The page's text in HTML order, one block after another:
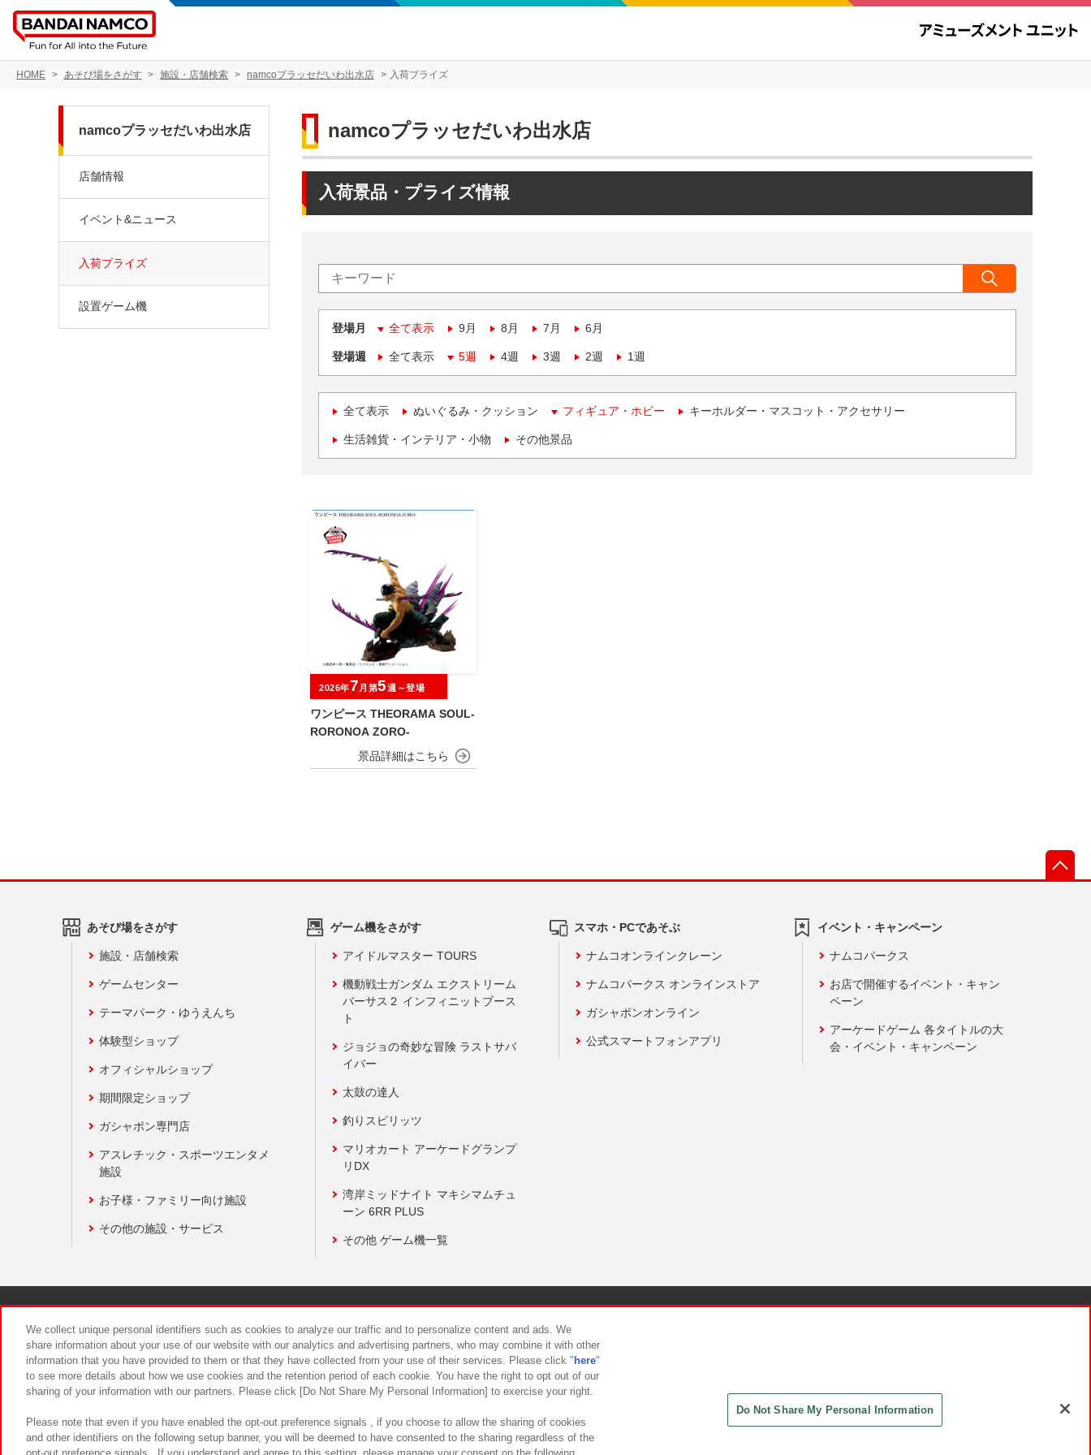
HOME あそび場をさがす 施設・店舗検索 namcoプラッセだいわ出水店 入荷プライズ
namcoプラッセだいわ出水店
入荷景品・プライズ情報
登場月 全て表示 9月 8月 7月 6月
登場週 全て表示 5週 4週 3週 2週 1週
全て表示 ぬいぐるみ・クッション フィギュア・ホビー キーホルダー・マスコット・アクセサリー
生活雑貨・インテリア・小物 その他景品
ワンピース THEORAMA SOUL-
RORONOA ZORO-
2026年7 月第5週～登場
namcoプラッセだいわ出水店
店舗情報
イベント&ニュース
入荷プライズ
設置ゲーム機
あそび場をさがす
施設・店舗検索
ゲームセンター
テーマパーク・ゆうえんち
体験型ショップ
オフィシャルショップ
期間限定ショップ
ガシャポン専門店
アスレチック・スポーツエンタメ
施設
お子様・ファミリー向け施設
その他の施設・サービス
ゲーム機をさがす
アイドルマスター TOURS
機動戦士ガンダム エクストリーム
バーサス２ インフィニットブース
ト
ジョジョの奇妙な冒険 ラストサバ
イバー
太鼓の達人
釣りスピリッツ
マリオカート アーケードグランプ
リDX
湾岸ミッドナイト マキシマムチュ
ーン 6RR PLUS
その他 ゲーム機一覧
スマホ・PCであそぶ
ナムコオンラインクレーン
ナムコパークス オンラインストア
ガシャポンオンライン
公式スマートフォンアプリ
イベント・キャンペーン
ナムコパークス
お店で開催するイベント・キャン
ペーン
アーケードゲーム 各タイトルの大
会・イベント・キャンペーン
食品のご提供について カスタマーハラスメント対応方針
We collect unique personal identifiers such as cookies to analyze our traffic and to personalize content and ads. We
share information about your use of our website with our analytics and advertising partners, who may combine it with other
information that you have provided to them or that they have collected from your use of their services. Please click " here"
to see more details about how we use cookies and the retention period of each cookie. You have the right to opt out of our
sharing of your information with our partners. Please click [Do Not Share My Personal Information] to exercise your right.
Please note that even if you have enabled the opt-out preference signals , if you choose to allow the sharing of cookies
and other identifiers on the following setup banner, you will be deemed to have consented to the sharing regardless of the
Do Not Share My Personal Information